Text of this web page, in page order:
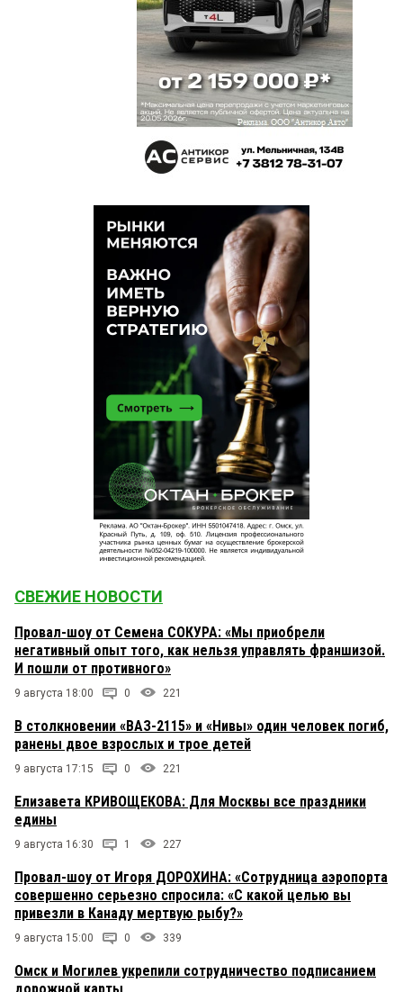
СВЕЖИЕ НОВОСТИ
Провал-шоу от Семена СОКУРА: «Мы приобрели
негативный опыт того, как нельзя управлять франшизой.
И пошли от противного»
9 августа 18:00 0 221
В столкновении «ВАЗ-2115» и «Нивы» один человек погиб,
ранены двое взрослых и трое детей
9 августа 17:15 0 221
Елизавета КРИВОЩЕКОВА: Для Москвы все праздники
едины
9 августа 16:30 1 227
Провал-шоу от Игоря ДОРОХИНА: «Сотрудница аэропорта
совершенно серьезно спросила: «С какой целью вы
привезли в Канаду мертвую рыбу?»
9 августа 15:00 0 339
Омск и Могилев укрепили сотрудничество подписанием
дорожной карты